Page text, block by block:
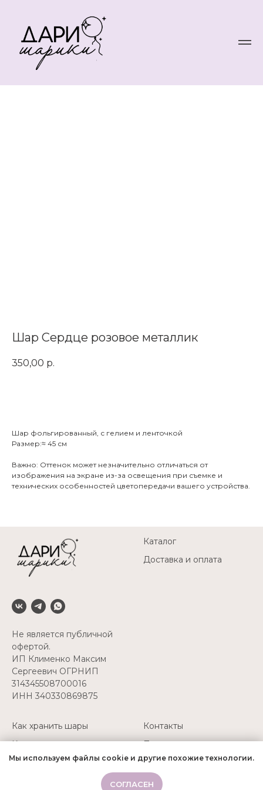
Мы используем файлы cookie и другие похожие технологии.
СОГЛАСЕН
Шар Сердце розовое металлик
350,00 р.
Шар фольгированный, с гелием и ленточкой
Размер:≈ 45 см
Важно: Оттенок может незначительно отличаться от
изображения на экране из-за освещения при съемке и
технических особенностей цветопередачи вашего устройства.
Не является публичной
офертой.
ИП Клименко Максим
Сергеевич ОГРНИП
314345508700016
ИНН 340330869875
Каталог
Доставка и оплата
Как хранить шары
Как перевозить шары
Надуть свои шары
Контакты
Политика
конфиденциальности
+7(927) 511-52-45